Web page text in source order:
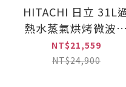
HITACHI 日立 31L
熱水蒸氣烘烤微波爐
(MROS800AT)
NT$21,559
NT$24,900